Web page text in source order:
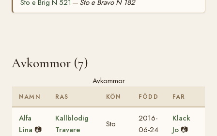
Sto e Brig N 521 — Sto e Bravo N 182
Avkommor (7)
Avkommor
NAMN RAS KÖN FÖDD FAR
Alfa
Lina 📷
Kallblodig
Travare
Sto
2016-
06-24
Klack
Jo 📷